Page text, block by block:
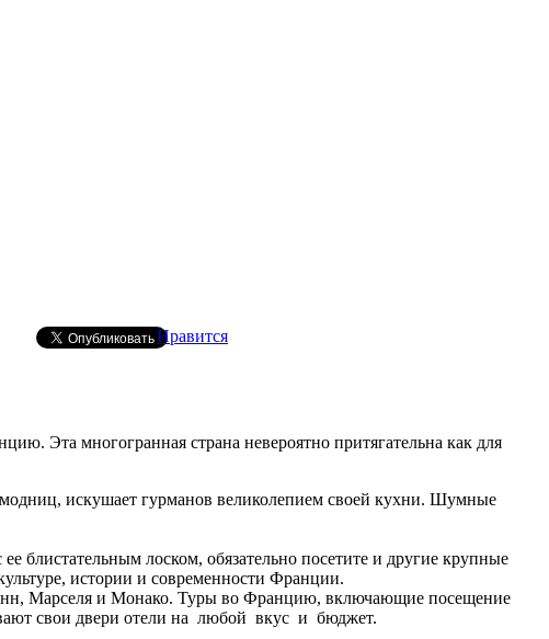
Нравится
Эта многогранная страна невероятно притягательна как для
искушает гурманов великолепием своей кухни. Шумные
лоском, обязательно посетите и другие крупные
истории и современности Франции.
Марселя и Монако. Туры во Францию, включающие посещение
свои двери отели на любой вкус и бюджет.